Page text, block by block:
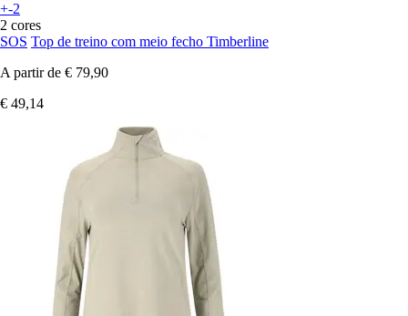
+-2
2 cores
SOS Top de treino com meio fecho Timberline
A partir de € 79,90
€ 49,14